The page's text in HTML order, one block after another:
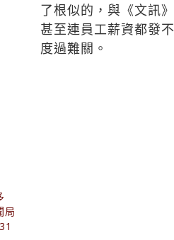
局
了根似的，與《文訊
甚至連員工薪資都發
度過難關。